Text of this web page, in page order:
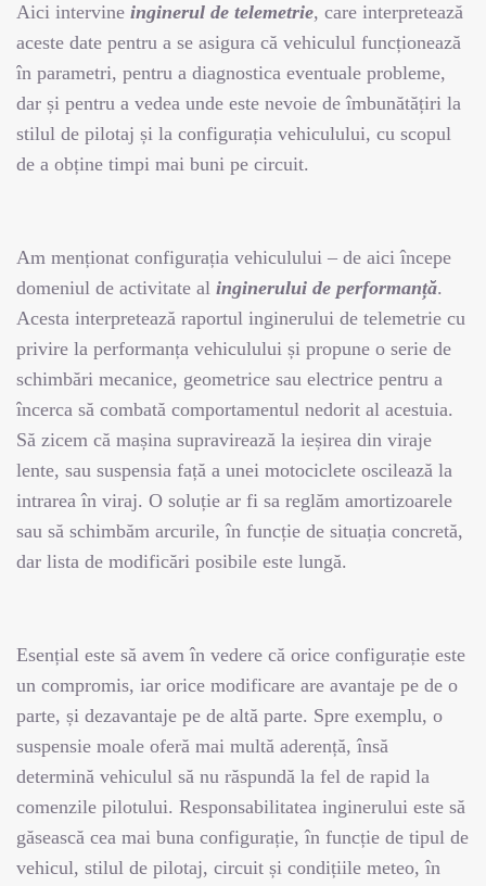
Aici intervine inginerul de telemetrie, care interpretează
aceste date pentru a se asigura că vehiculul funcționează
în parametri, pentru a diagnostica eventuale probleme,
dar și pentru a vedea unde este nevoie de îmbunătățiri la
stilul de pilotaj și la configurația vehiculului, cu scopul
de a obține timpi mai buni pe circuit.
Am menționat configurația vehiculului – de aici începe
domeniul de activitate al inginerului de performanță.
Acesta interpretează raportul inginerului de telemetrie cu
privire la performanța vehiculului și propune o serie de
schimbări mecanice, geometrice sau electrice pentru a
încerca să combată comportamentul nedorit al acestuia.
Să zicem că mașina supravirează la ieșirea din viraje
lente, sau suspensia față a unei motociclete oscilează la
intrarea în viraj. O soluție ar fi sa reglăm amortizoarele
sau să schimbăm arcurile, în funcție de situația concretă,
dar lista de modificări posibile este lungă.
Esențial este să avem în vedere că orice configurație este
un compromis, iar orice modificare are avantaje pe de o
parte, și dezavantaje pe de altă parte. Spre exemplu, o
suspensie moale oferă mai multă aderență, însă
determină vehiculul să nu răspundă la fel de rapid la
comenzile pilotului. Responsabilitatea inginerului este să
găsească cea mai buna configurație, în funcție de tipul de
vehicul, stilul de pilotaj, circuit și condițiile meteo, în